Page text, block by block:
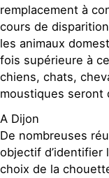
remplacement à
cours de
les animaux
fois supérieure à
chiens, chats,
moustiques seront
A Dijon
De nombreuses
objectif d’identifier
choix de la